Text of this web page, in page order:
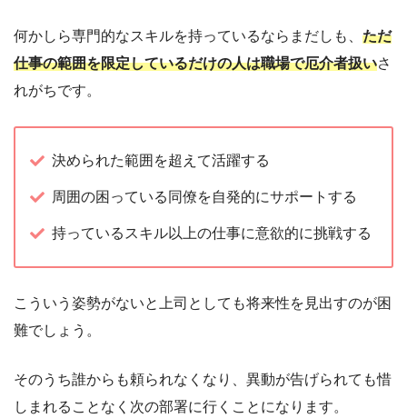
何かしら専門的なスキルを持っているならまだしも、 ただ
仕事の範囲を限定しているだけの人は職場で厄介者扱いさ
れがちです。
決められた範囲を超えて活躍する
周囲の困っている同僚を自発的にサポートする
持っているスキル以上の仕事に意欲的に挑戦する
こういう姿勢がないと上司としても将来性を見出すのが困
難でしょう。
そのうち誰からも頼られなくなり、異動が告げられても惜
しまれることなく次の部署に行くことになります。